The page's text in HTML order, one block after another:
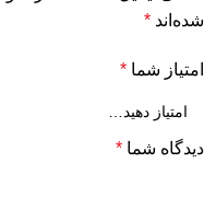
شده‌اند *
امتیاز شما *
دیدگاه شما *